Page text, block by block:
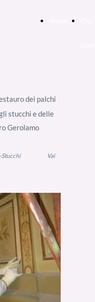
dei palchi
stucchi e delle
Gerolamo
Stucchi
Vai